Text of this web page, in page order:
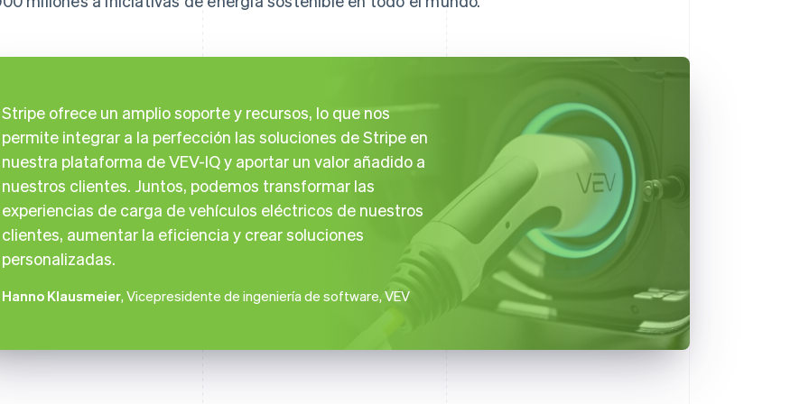
Stripe ofrece un amplio soporte y recursos, lo que nos
permite integrar a la perfección las soluciones de Stripe en
nuestra plataforma de VEV-IQ y aportar un valor añadido a
nuestros clientes. Juntos, podemos transformar las
experiencias de carga de vehículos eléctricos de nuestros
clientes, aumentar la eficiencia y crear soluciones
personalizadas.
Hanno Klausmeier, Vicepresidente de ingeniería de software, VEV